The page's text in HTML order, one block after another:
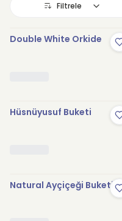
Filtrele
Double White Orkide
Hüsnüyusuf Buketi
Natural Ayçiçeği Buketi